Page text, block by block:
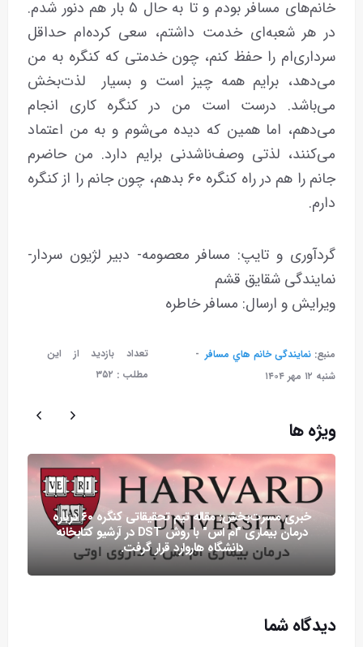
خانم‌های مسافر بودم و تا به حال ۵ بار هم دنور شدم.
در هر شعبه‌ای خدمت داشتم، سعی کرده‌ام حداقل
سرداری‌ام را حفظ کنم، چون خدمتی که کنگره به من
می‌دهد، برایم همه چیز است و بسیار لذت‌بخش
می‌باشد. درست است من در کنگره کاری انجام
می‌دهم، اما همین که دیده می‌شوم و به من اعتماد
می‌کنند، لذتی وصف‌ناشدنی برایم دارد. من حاضرم
جانم را هم در راه کنگره ۶۰ بدهم، چون جانم را از کنگره
دارم.
گردآوری و تایپ: مسافر معصومه- دبیر لژیون سردار-
نمایندگی شقایق قشم
ویرایش و ارسال: مسافر خاطره
منبع: نمایندگی خانم هاي مسافر
شنبه ۱۲ مهر ۱۴۰۴
تعداد بازدید از این
مطلب : ۳۵۲
ویژه ها
خبری مسرت‌بخش: مقاله تیم تحقیقاتی کنگره ۶۰ درباره
درمان بیماری "ام اس" با روش DST در آرشیو کتابخانه
دانشگاه هاروارد قرار گرفت.
دیدگاه شما